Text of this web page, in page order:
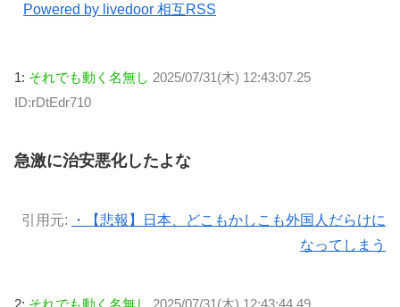
Powered by livedoor 相互RSS
1: それでも動く名無し 2025/07/31(木) 12:43:07.25
ID:rDtEdr710
急激に治安悪化したよな
引用元:
・【悲報】日本、どこもかしこも外国人だらけに
なってしまう